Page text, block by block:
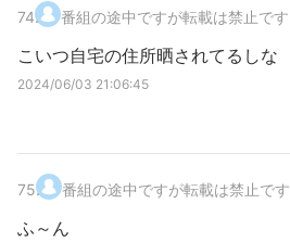
74. 番組の途中ですが転載は禁止です
こいつ自宅の住所晒されてるしな
2024/06/03 21:06:45
75. 番組の途中ですが転載は禁止です
ふ～ん